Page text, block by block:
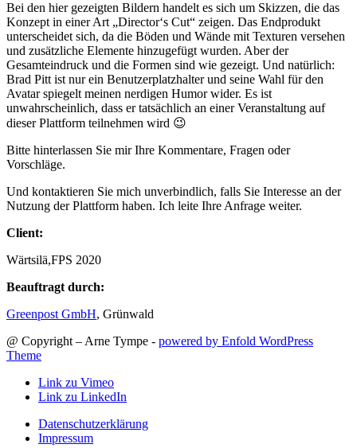
Bei den hier gezeigten Bildern handelt es sich um Skizzen, die das
Konzept in einer Art „Director‘s Cut“ zeigen. Das Endprodukt
unterscheidet sich, da die Böden und Wände mit Texturen versehen
und zusätzliche Elemente hinzugefügt wurden. Aber der
Gesamteindruck und die Formen sind wie gezeigt. Und natürlich:
Brad Pitt ist nur ein Benutzerplatzhalter und seine Wahl für den
Avatar spiegelt meinen nerdigen Humor wider. Es ist
unwahrscheinlich, dass er tatsächlich an einer Veranstaltung auf
dieser Plattform teilnehmen wird 😉
Bitte hinterlassen Sie mir Ihre Kommentare, Fragen oder
Vorschläge.
Und kontaktieren Sie mich unverbindlich, falls Sie Interesse an der
Nutzung der Plattform haben. Ich leite Ihre Anfrage weiter.
Client:
Wärtsilä,FPS 2020
Beauftragt durch:
Greenpost GmbH, Grünwald
@ Copyright – Arne Tympe - powered by Enfold WordPress
Theme
Link zu Vimeo
Link zu LinkedIn
Datenschutzerklärung
Impressum